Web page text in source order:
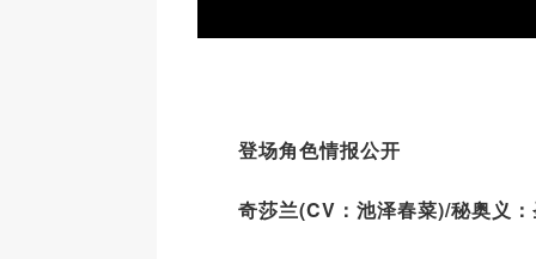
登场角色情报公开
奇莎兰(CV：池泽春菜)/秘奥义